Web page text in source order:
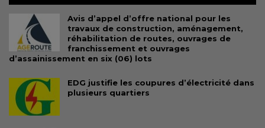
Avis d’appel d’offre national pour les
travaux de construction, aménagement,
réhabilitation de routes, ouvrages de
franchissement et ouvrages
d’assainissement en six (06) lots
EDG justifie les coupures d’électricité dans
plusieurs quartiers